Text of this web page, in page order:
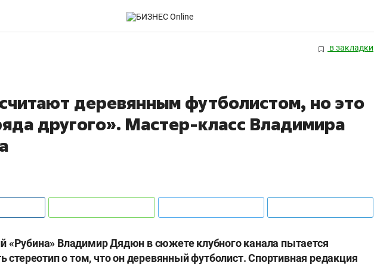
в закладки
деревянным футболистом, но это
другого». Мастер-класс Владимира
Владимир Дядюн в сюжете клубного канала пытается
стереотип о том, что он деревянный футболист. Спортивная редакция